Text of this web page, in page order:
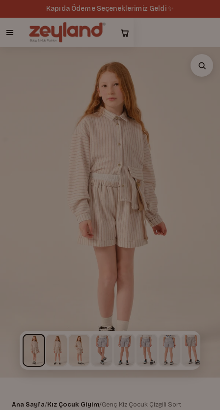
Kapıda Ödeme Seçeneklerimiz Geldi ✨
Ana Sayfa/Kız Çocuk Giyim/Genç Kiz Çocuk Çizgili Sort